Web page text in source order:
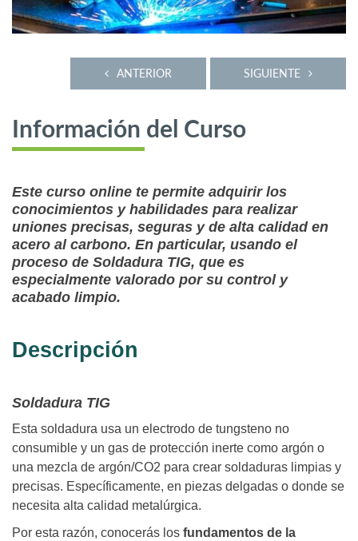
SIGUIENTE
ANTERIOR
Información del Curso
Este curso online te permite adquirir los
conocimientos y habilidades para realizar
uniones precisas, seguras y de alta calidad en
acero al carbono. En particular, usando el
proceso de Soldadura TIG, que es
especialmente valorado por su control y
acabado limpio.
Descripción
Soldadura TIG
Esta soldadura usa un electrodo de tungsteno no
consumible y un gas de protección inerte como argón o
una mezcla de argón/CO2 para crear soldaduras limpias y
precisas. Específicamente, en piezas delgadas o donde se
necesita alta calidad metalúrgica.
Por esta razón, conocerás los fundamentos de la